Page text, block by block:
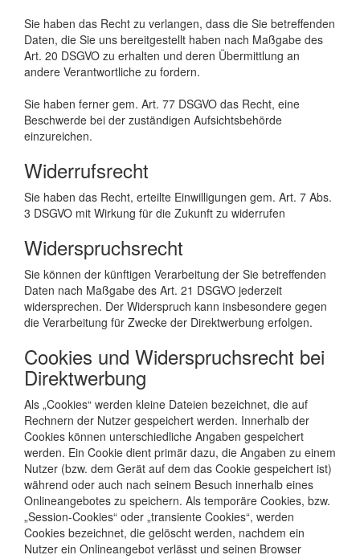
Sie haben das Recht zu verlangen, dass die Sie betreffenden
Daten, die Sie uns bereitgestellt haben nach Maßgabe des
Art. 20 DSGVO zu erhalten und deren Übermittlung an
andere Verantwortliche zu fordern.
Sie haben ferner gem. Art. 77 DSGVO das Recht, eine
Beschwerde bei der zuständigen Aufsichtsbehörde
einzureichen.
Widerrufsrecht
Sie haben das Recht, erteilte Einwilligungen gem. Art. 7 Abs.
3 DSGVO mit Wirkung für die Zukunft zu widerrufen
Widerspruchsrecht
Sie können der künftigen Verarbeitung der Sie betreffenden
Daten nach Maßgabe des Art. 21 DSGVO jederzeit
widersprechen. Der Widerspruch kann insbesondere gegen
die Verarbeitung für Zwecke der Direktwerbung erfolgen.
Cookies und Widerspruchsrecht bei
Direktwerbung
Als „Cookies“ werden kleine Dateien bezeichnet, die auf
Rechnern der Nutzer gespeichert werden. Innerhalb der
Cookies können unterschiedliche Angaben gespeichert
werden. Ein Cookie dient primär dazu, die Angaben zu einem
Nutzer (bzw. dem Gerät auf dem das Cookie gespeichert ist)
während oder auch nach seinem Besuch innerhalb eines
Onlineangebotes zu speichern. Als temporäre Cookies, bzw.
„Session-Cookies“ oder „transiente Cookies“, werden
Cookies bezeichnet, die gelöscht werden, nachdem ein
Nutzer ein Onlineangebot verlässt und seinen Browser